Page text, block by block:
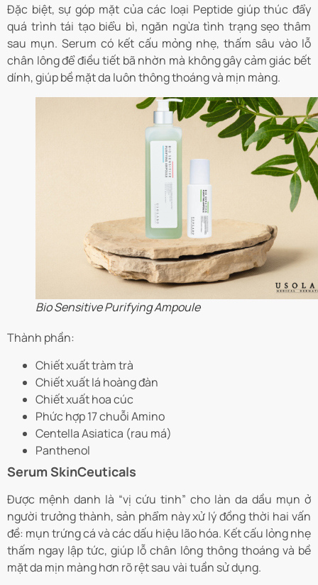
Đặc biệt, sự góp mặt của các loại Peptide giúp thúc đẩy
quá trình tái tạo biểu bì, ngăn ngừa tình trạng sẹo thâm
sau mụn. Serum có kết cấu mỏng nhẹ, thấm sâu vào lỗ
chân lông để điều tiết bã nhờn mà không gây cảm giác bết
dính, giúp bề mặt da luôn thông thoáng và mịn màng.
Bio Sensitive Purifying Ampoule
Thành phần:
Chiết xuất tràm trà
Chiết xuất lá hoàng đàn
Chiết xuất hoa cúc
Phức hợp 17 chuỗi Amino
Centella Asiatica (rau má)
Panthenol
Serum SkinCeuticals
Được mệnh danh là “vị cứu tinh” cho làn da dầu mụn ở
người trưởng thành, sản phẩm này xử lý đồng thời hai vấn
đề: mụn trứng cá và các dấu hiệu lão hóa. Kết cấu lỏng nhẹ
thấm ngay lập tức, giúp lỗ chân lông thông thoáng và bề
mặt da mịn màng hơn rõ rệt sau vài tuần sử dụng.